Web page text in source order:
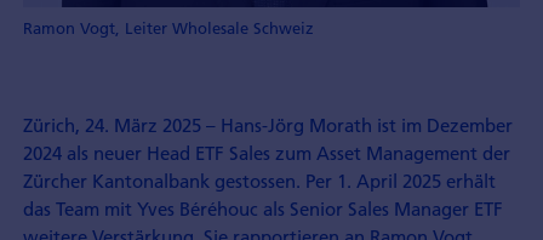
Ramon Vogt, Leiter Wholesale Schweiz
Zürich, 24. März 2025 – Hans-Jörg Morath ist im Dezember
2024 als neuer Head ETF Sales zum Asset Management der
Zürcher Kantonalbank gestossen. Per 1. April 2025 erhält
das Team mit Yves Béréhouc als Senior Sales Manager ETF